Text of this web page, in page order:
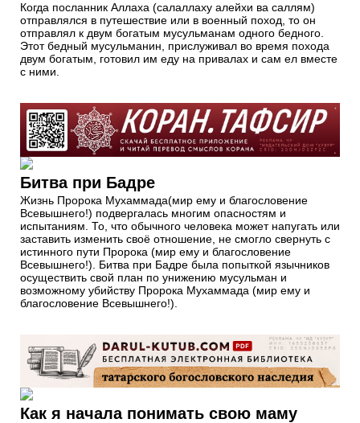
Когда посланник Аллаха (салаллаху алейхи ва саллям)
отправлялся в путешествие или в военный поход, то он
отправлял к двум богатым мусульманам одного бедного.
Этот бедный мусульманин, прислуживал во время похода
двум богатым, готовил им еду на привалах и сам ел вместе
с ними.
Битва при Бадре
Жизнь Пророка Мухаммада(мир ему и благословение
Всевышнего!) подвергалась многим опасностям и
испытаниям. То, что обычного человека может напугать или
заставить изменить своё отношение, не смогло свернуть с
истинного пути Пророка (мир ему и благословение
Всевышнего!). Битва при Бадре была попыткой язычников
осуществить свой план по унижению мусульман и
возможному убийству Пророка Мухаммада (мир ему и
благословение Всевышнего!).
Как я начала понимать свою маму